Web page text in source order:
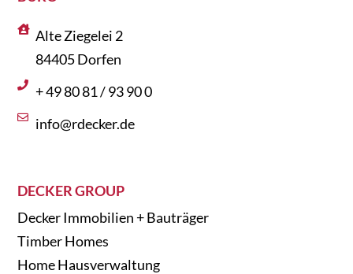
Alte Ziegelei 2
84405 Dorfen
+ 49 80 81 / 93 90 0
info@rdecker.de
DECKER GROUP
Decker Immobilien + Bauträger
Timber Homes
Home Hausverwaltung